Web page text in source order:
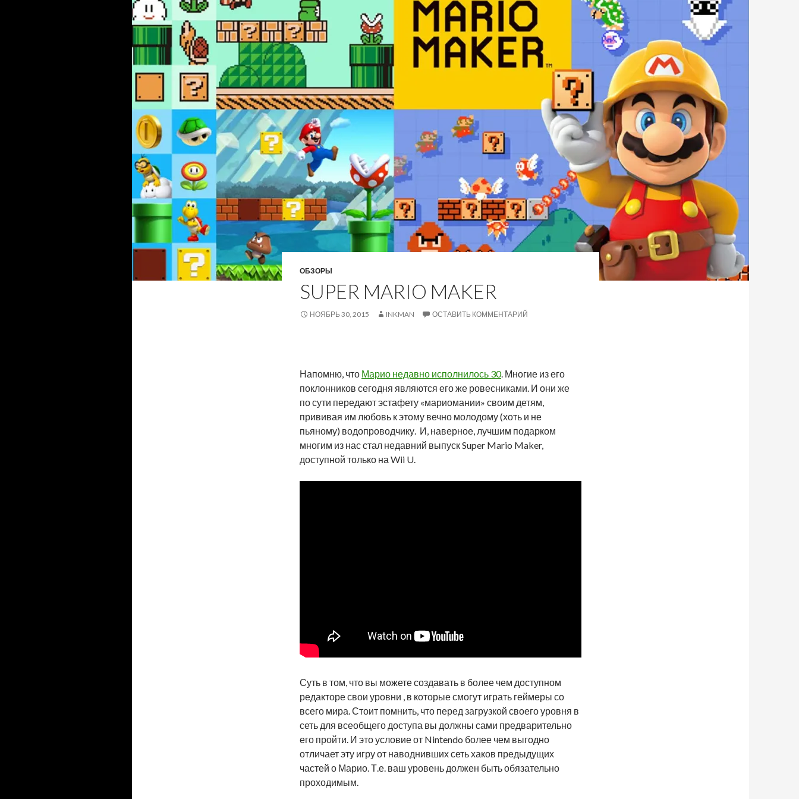
ОБЗОРЫ
SUPER MARIO MAKER
НОЯБРЬ 30, 2015 INKMAN ОСТАВИТЬ КОММЕНТАРИЙ
Напомню, что Марио недавно исполнилось 30. Многие из его
поклонников сегодня являются его же ровесниками. И они же
по сути передают эстафету «мариомании» своим детям,
прививая им любовь к этому вечно молодому (хоть и не
пьяному) водопроводчику. И, наверное, лучшим подарком
многим из нас стал недавний выпуск Super Mario Maker,
доступной только на Wii U.
Суть в том, что вы можете создавать в более чем доступном
редакторе свои уровни , в которые смогут играть геймеры со
всего мира. Стоит помнить, что перед загрузкой своего уровня в
сеть для всеобщего доступа вы должны сами предварительно
его пройти. И это условие от Nintendo более чем выгодно
отличает эту игру от наводнивших сеть хаков предыдущих
частей о Марио. Т.е. ваш уровень должен быть обязательно
проходимым.